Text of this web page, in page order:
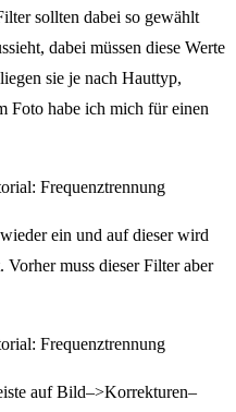
sollten dabei so gewählt
dabei müssen diese Werte
sie je nach Hauttyp,
Foto habe ich mich für einen
ein und auf dieser wird
muss dieser Filter aber
auf Bild–>Korrekturen–